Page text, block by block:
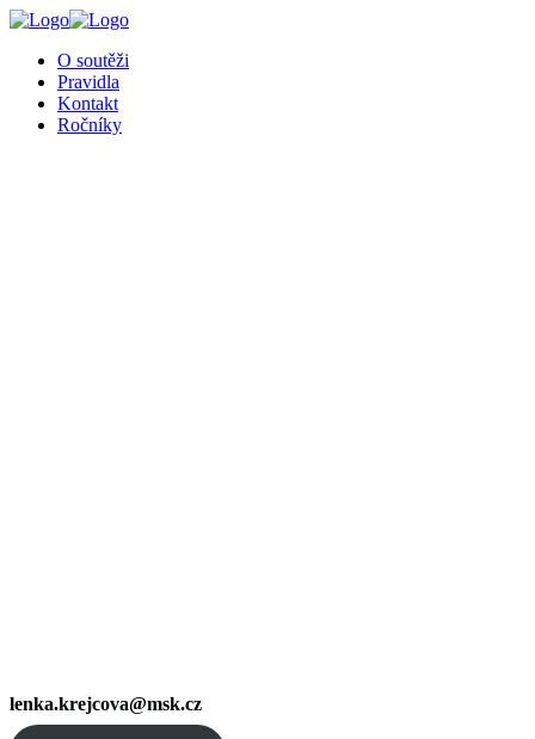
O soutěži
Pravidla
Kontakt
Ročníky
lenka.krejcova@msk.cz